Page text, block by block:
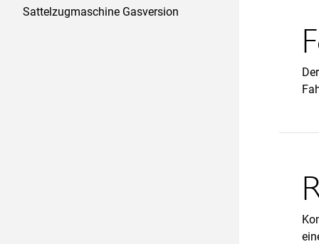
Sattelzugmaschine Gasversion